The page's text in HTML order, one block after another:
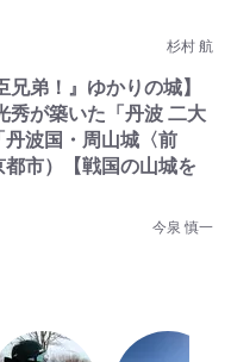
杉村 航
兄弟！』ゆかりの城】
が築いた「丹波 二大
波国・周山城〈前
市）【戦国の山城を
今泉 慎一